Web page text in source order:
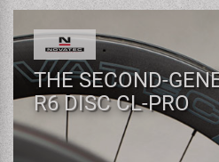
THE SECOND-
R6 DISC CL-PRO